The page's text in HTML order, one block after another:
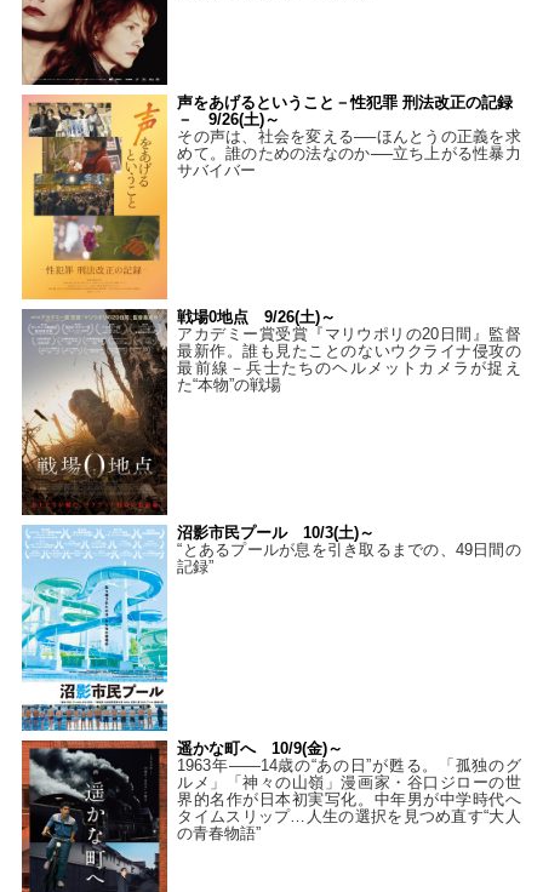
声をあげるということ－性犯罪 刑法改正の記録
－ 9/26(土)～
その声は、社会を変える──ほんとうの正義を求
めて。誰のための法なのか──立ち上がる性暴力
サバイバー
戦場0地点 9/26(土)～
アカデミー賞受賞『マリウポリの20日間』監督
最新作。誰も見たことのないウクライナ侵攻の
最前線－兵士たちのヘルメットカメラが捉え
た“本物”の戦場
沼影市民プール 10/3(土)～
“とあるプールが息を引き取るまでの、49日間の
記録”
遥かな町へ 10/9(金)～
1963年――14歳の“あの日”が甦る。「孤独のグ
ルメ」「神々の山嶺」漫画家・谷口ジローの世
界的名作が日本初実写化。中年男が中学時代へ
タイムスリップ…人生の選択を見つめ直す“大人
の青春物語”